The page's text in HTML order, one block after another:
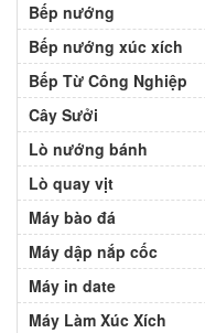
Bếp nướng
Bếp nướng xúc xích
Bếp Từ Công Nghiệp
Cây Sưởi
Lò nướng bánh
Lò quay vịt
Máy bào đá
Máy dập nắp cốc
Máy in date
Máy Làm Xúc Xích